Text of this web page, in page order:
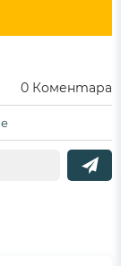
0 Коментара